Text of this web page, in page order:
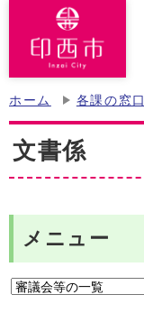
ホーム 各課の窓口
文書係
メニュー